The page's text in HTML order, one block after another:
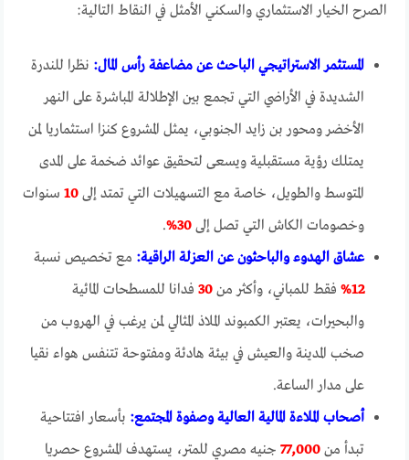
الصرح الخيار الاستثماري والسكني الأمثل في النقاط التالية:
المستثمر الاستراتيجي الباحث عن مضاعفة رأس المال: نظرا للندرة
الشديدة في الأراضي التي تجمع بين الإطلالة المباشرة على النهر
الأخضر ومحور بن زايد الجنوبي، يمثل المشروع كنزا استثماريا لمن
يمتلك رؤية مستقبلية ويسعى لتحقيق عوائد ضخمة على المدى
المتوسط والطويل، خاصة مع التسهيلات التي تمتد إلى10 سنوات
وخصومات الكاش التي تصل إلى30%
.
عشاق الهدوء والباحثون عن العزلة الراقية: مع تخصيص نسبة
12%
فقط للمباني، وأكثر من30 فدانا للمسطحات المائية
والبحيرات، يعتبر الكمبوند الملاذ المثالي لمن يرغب في الهروب من
صخب المدينة والعيش في بيئة هادئة ومفتوحة تتنفس هواء نقيا
على مدار الساعة.
أصحاب الملاءة المالية العالية وصفوة المجتمع: بأسعار افتتاحية
تبدأ من77,000 جنيه مصري للمتر، يستهدف المشروع حصريا